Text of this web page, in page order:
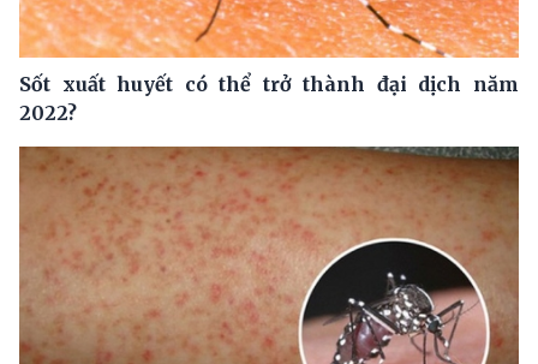
Sốt xuất huyết có thể trở thành đại dịch năm
2022?